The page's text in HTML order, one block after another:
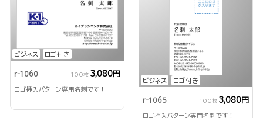
ビジネス ロゴ付き
r-1060 100枚 3,080円
ロゴ挿入パターン専用名刺です！
ビジネス ロゴ付き
r-1065 100枚 3,080円
ロゴ挿入パターン専用名刺です！